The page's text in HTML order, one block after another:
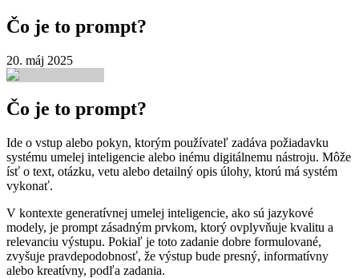
Čo je to prompt?
20. máj 2025
Čo je to prompt?
Ide o vstup alebo pokyn, ktorým používateľ zadáva požiadavku
systému umelej inteligencie alebo inému digitálnemu nástroju. Môže
ísť o text, otázku, vetu alebo detailný opis úlohy, ktorú má systém
vykonať.
V kontexte generatívnej umelej inteligencie, ako sú jazykové
modely, je prompt zásadným prvkom, ktorý ovplyvňuje kvalitu a
relevanciu výstupu. Pokiaľ je toto zadanie dobre formulované,
zvyšuje pravdepodobnosť, že výstup bude presný, informatívny
alebo kreatívny, podľa zadania.